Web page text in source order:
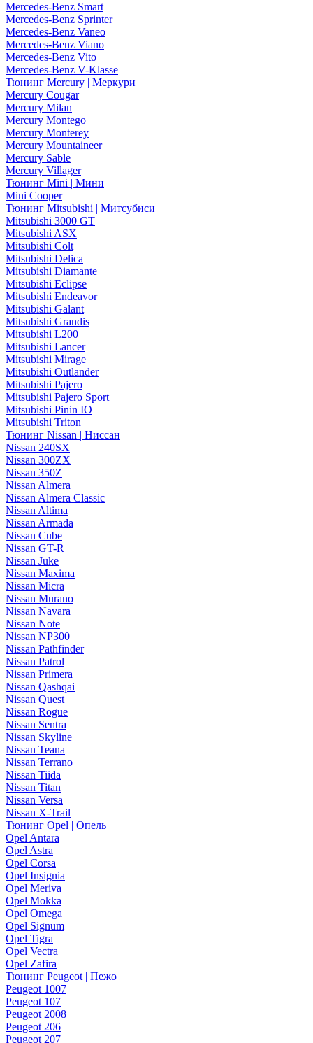
Mercedes-Benz Smart
Mercedes-Benz Sprinter
Mercedes-Benz Vaneo
Mercedes-Benz Viano
Mercedes-Benz Vito
Mercedes-Benz V-Klasse
Тюнинг Mercury | Меркури
Mercury Cougar
Mercury Milan
Mercury Montego
Mercury Monterey
Mercury Mountaineer
Mercury Sable
Mercury Villager
Тюнинг Mini | Мини
Mini Cooper
Тюнинг Mitsubishi | Митсубиси
Mitsubishi 3000 GT
Mitsubishi ASX
Mitsubishi Colt
Mitsubishi Delica
Mitsubishi Diamante
Mitsubishi Eclipse
Mitsubishi Endeavor
Mitsubishi Galant
Mitsubishi Grandis
Mitsubishi L200
Mitsubishi Lancer
Mitsubishi Mirage
Mitsubishi Outlander
Mitsubishi Pajero
Mitsubishi Pajero Sport
Mitsubishi Pinin IO
Mitsubishi Triton
Тюнинг Nissan | Ниссан
Nissan 240SX
Nissan 300ZX
Nissan 350Z
Nissan Almera
Nissan Almera Classic
Nissan Altima
Nissan Armada
Nissan Cube
Nissan GT-R
Nissan Juke
Nissan Maxima
Nissan Micra
Nissan Murano
Nissan Navara
Nissan Note
Nissan NP300
Nissan Pathfinder
Nissan Patrol
Nissan Primera
Nissan Qashqai
Nissan Quest
Nissan Rogue
Nissan Sentra
Nissan Skyline
Nissan Teana
Nissan Terrano
Nissan Tiida
Nissan Titan
Nissan Versa
Nissan X-Trail
Тюнинг Opel | Опель
Opel Antara
Opel Astra
Opel Corsa
Opel Insignia
Opel Meriva
Opel Mokka
Opel Omega
Opel Signum
Opel Tigra
Opel Vectra
Opel Zafira
Тюнинг Peugeot | Пежо
Peugeot 1007
Peugeot 107
Peugeot 2008
Peugeot 206
Peugeot 207